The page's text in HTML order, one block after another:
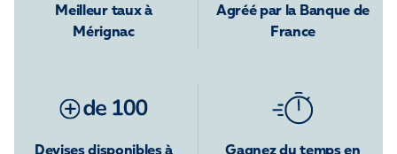
Meilleur taux à
Mérignac
Agréé par la Banque de
France